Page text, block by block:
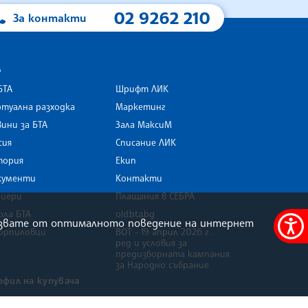
Меню
За контакти 02 9262 210
разходка
за БТА
БТА
Шрифт ЛИК
Маркетинг
Зала МаксиМ
Списание ЛИК
Екип
Контакти
Плащания в СЕБРА
old.bta.bg
ВОТ - 19 април 2026 г .
ред и условия за
предизборната кампания
за Народно събрание
на купувача
от оптималното поведение на интернет